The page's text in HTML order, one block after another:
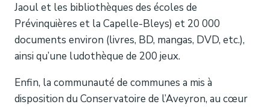
Jaoul et les bibliothèques des écoles de
Prévinquières et la Capelle-Bleys) et 20 000
documents environ (livres, BD, mangas, DVD, etc.),
ainsi qu’une ludothèque de 200 jeux.
Enfin, la communauté de communes a mis à
disposition du Conservatoire de l’Aveyron, au cœur